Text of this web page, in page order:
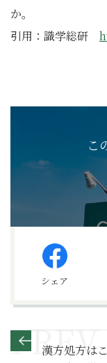
か。
引用：識学総研
こ
シェア
漢方処方は